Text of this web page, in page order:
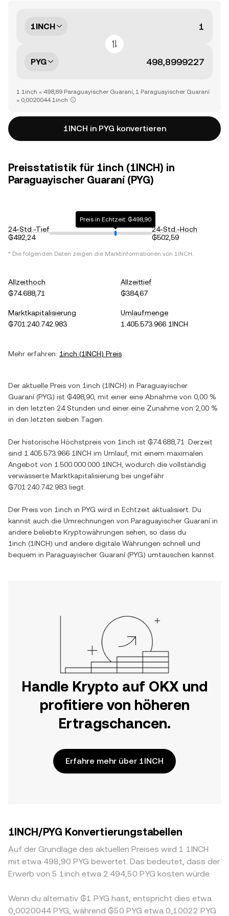
1INCH
PYG
1 1inch = 498,89 Paraguayischer Guaraní, 1 Paraguayischer Guaraní
= 0,0020044 1inch
1INCH in PYG konvertieren
Preisstatistik für 1inch (1INCH) in
Paraguayischer Guaraní (PYG)
24-Std.-Tief
₲492,24
Preis in Echtzeit: ₲498,90
24-Std.-Hoch
₲502,59
* Die folgenden Daten zeigen die Marktinformationen von 1INCH.
Allzeithoch
₲74.688,71
Allzeittief
₲384,67
Marktkapitalisierung
₲701.240.742.983
Umlaufmenge
1.405.573.966 1INCH
Mehr erfahren: 1inch (1INCH) Preis
Der aktuelle Preis von 1inch (1INCH) in Paraguayischer
Guaraní(PYG) ist ₲498,90 , mit einer eine Abnahme von 0,00 %
in den letzten 24 Stunden und einer eine Zunahme von 2,00 %
in den letzten sieben Tagen.
Der historische Höchstpreis von 1inch ist ₲74.688,71
. Derzeit
sind 1.405.573.966 1INCH im Umlauf, mit einem maximalen
Angebot von 1.500.000.000 1INCH , wodurch die vollständig
verwässerte Marktkapitalisierung bei ungefähr
₲701.240.742.983 liegt.
Der Preis von 1inch in PYG wird in Echtzeit aktualisiert. Du
kannst auch die Umrechnungen von Paraguayischer Guaraníin
andere beliebte Kryptowährungen sehen, so dass du
1inch (1INCH) und andere digitale Währungen schnell und
bequem in Paraguayischer Guaraní(PYG) umtauschen kannst.
Handle Krypto auf OKX und
profitiere von höheren
Ertragschancen.
Erfahre mehr über 1INCH
1INCH/PYG Konvertierungstabellen
Auf der Grundlage des aktuellen Preises wird 1 1INCH
mit etwa 498,90 PYG bewertet. Das bedeutet, dass der
Erwerb von 5 1inch etwa 2.494,50 PYG kosten würde.
Wenn du alternativ ₲1 PYG hast, entspricht dies etwa
0,0020044 PYG, während ₲50 PYG etwa 0,10022 PYG